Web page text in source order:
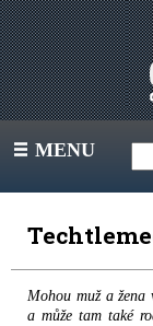
III MENU
Mohou muž a žena
a může tam také